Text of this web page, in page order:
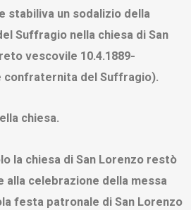
stabiliva un sodalizio della
Suffragio nella chiesa di San
vescovile 10.4.1889-
confraternita del Suffragio).
chiesa.
la chiesa di San Lorenzo restò
alla celebrazione della messa
festa patronale di San Lorenzo